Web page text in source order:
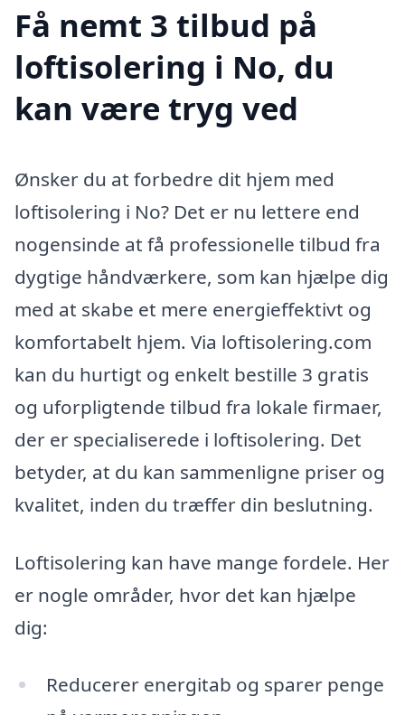
Få nemt 3 tilbud på
loftisolering i No, du
kan være tryg ved
Ønsker du at forbedre dit hjem med
loftisolering i No? Det er nu lettere end
nogensinde at få professionelle tilbud fra
dygtige håndværkere, som kan hjælpe dig
med at skabe et mere energieffektivt og
komfortabelt hjem. Via loftisolering.com
kan du hurtigt og enkelt bestille 3 gratis
og uforpligtende tilbud fra lokale firmaer,
der er specialiserede i loftisolering. Det
betyder, at du kan sammenligne priser og
kvalitet, inden du træffer din beslutning.
Loftisolering kan have mange fordele. Her
er nogle områder, hvor det kan hjælpe
dig:
Reducerer energitab og sparer penge